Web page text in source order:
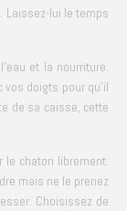
. Laissez-lui le temps
et la nourriture.
doigts pour qu’il
de sa caisse, cette
chaton librement.
mais ne le prenez
Choisissez de